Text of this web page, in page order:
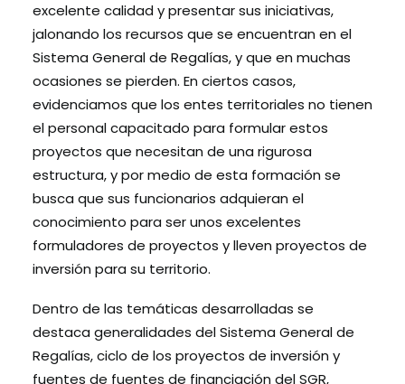
excelente calidad y presentar sus iniciativas,
jalonando los recursos que se encuentran en el
Sistema General de Regalías, y que en muchas
ocasiones se pierden. En ciertos casos,
evidenciamos que los entes territoriales no tienen
el personal capacitado para formular estos
proyectos que necesitan de una rigurosa
estructura, y por medio de esta formación se
busca que sus funcionarios adquieran el
conocimiento para ser unos excelentes
formuladores de proyectos y lleven proyectos de
inversión para su territorio.
Dentro de las temáticas desarrolladas se
destaca generalidades del Sistema General de
Regalías, ciclo de los proyectos de inversión y
fuentes de fuentes de financiación del SGR,